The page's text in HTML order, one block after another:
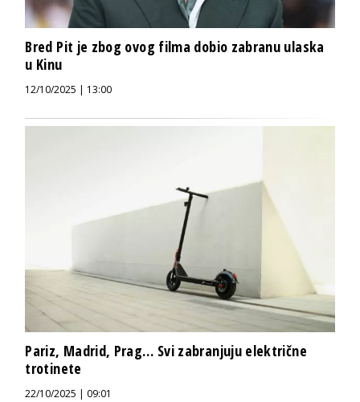
Bred Pit je zbog ovog filma dobio zabranu ulaska
u Kinu
12/10/2025 | 13:00
Pariz, Madrid, Prag… Svi zabranjuju električne
trotinete
22/10/2025 | 09:01